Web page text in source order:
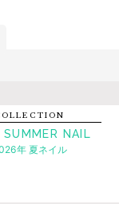
NAIL
年 夏ネイル